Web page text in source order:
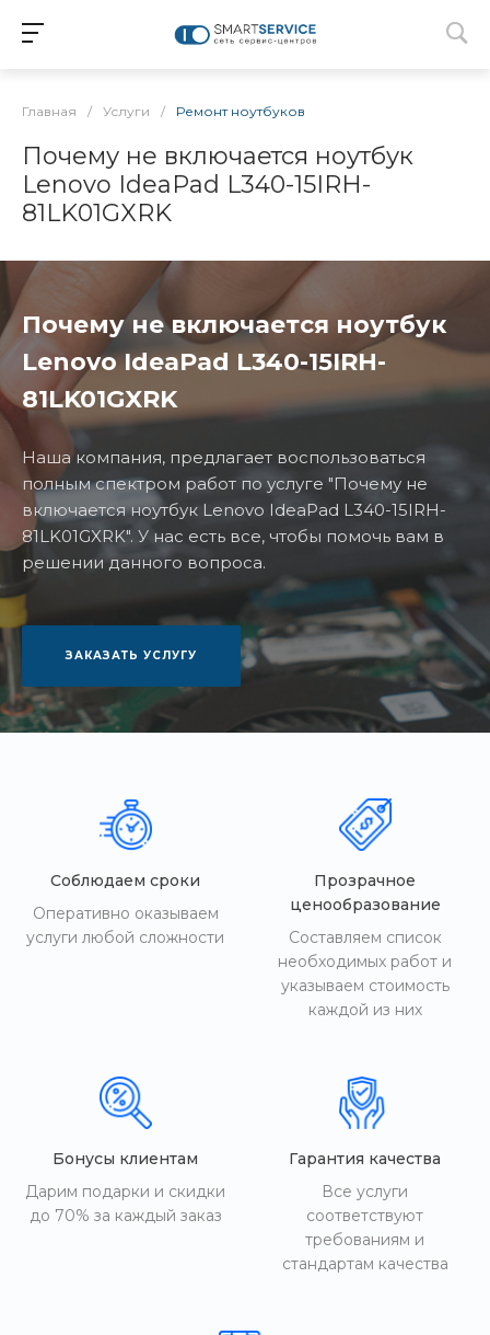
Главная / Услуги / Ремонт ноутбуков
Почему не включается ноутбук
Lenovo IdeaPad L340-15IRH-
81LK01GXRK
Почему не включается ноутбук
Lenovo IdeaPad L340-15IRH-
81LK01GXRK
Наша компания, предлагает воспользоваться
полным спектром работ по услуге "Почему не
включается ноутбук Lenovo IdeaPad L340-15IRH-
81LK01GXRK". У нас есть все, чтобы помочь вам в
решении данного вопроса.
ЗАКАЗАТЬ УСЛУГУ
Соблюдаем сроки
Оперативно оказываем
услуги любой сложности
Прозрачное
ценообразование
Составляем список
необходимых работ и
указываем стоимость
каждой из них
Бонусы клиентам
Дарим подарки и скидки
до 70% за каждый заказ
Гарантия качества
Все услуги
соответствуют
требованиям и
стандартам качества